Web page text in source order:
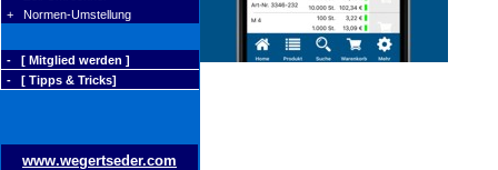
+ Normen-Umstellung
- [ Mitglied werden ]
- [ Tipps & Tricks]
www.wegertseder.com